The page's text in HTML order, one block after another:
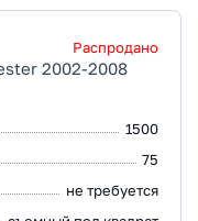
Распродано
2002-2008
1500
75
не требуется